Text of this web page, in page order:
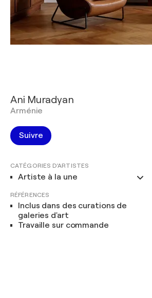
Ani Muradyan
Arménie
Suivre
CATÉGORIES D'ARTISTES
Artiste à la une
RÉFÉRENCES
Inclus dans des curations de
galeries d'art
Travaille sur commande